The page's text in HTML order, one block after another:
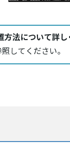
方法について詳し
してください。